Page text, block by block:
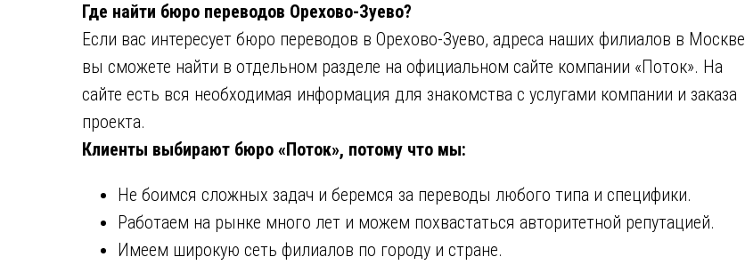
Где найти бюро переводов Орехово-Зуево?
Если вас интересует бюро переводов в Орехово-Зуево, адреса наших филиалов в Москве
вы сможете найти в отдельном разделе на официальном сайте компании «Поток». На
сайте есть вся необходимая информация для знакомства с услугами компании и заказа
проекта.
Клиенты выбирают бюро «Поток», потому что мы:
Не боимся сложных задач и беремся за переводы любого типа и специфики.
Работаем на рынке много лет и можем похвастаться авторитетной репутацией.
Имеем широкую сеть филиалов по городу и стране.